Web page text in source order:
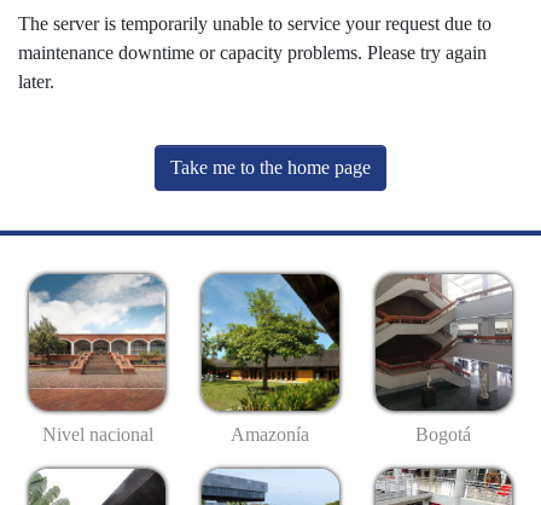
The server is temporarily unable to service your request due to
maintenance downtime or capacity problems. Please try again
later.
Take me to the home page
Nivel nacional Amazonía Bogotá